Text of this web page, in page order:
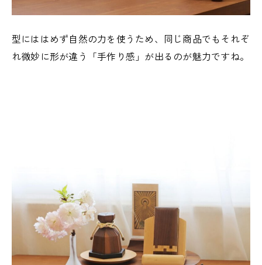
型にははめず自然の力を使うため、同じ商品でもそれぞ
れ微妙に形が違う「手作り感」が出るのが魅力ですね。